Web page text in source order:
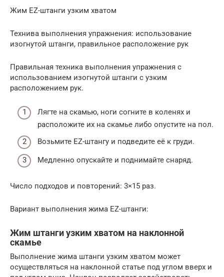
Жим EZ-штанги узким хватом
Технива выполнения упражнения: использование
изогнутой штанги, правильное расположение рук
Правильная техника выполнения упражнения с
использованием изогнутой штанги с узким
расположением рук.
Лягте на скамью, ноги согните в коленях и
расположите их на скамье либо опустите на пол.
Возьмите EZ-штангу и подведите её к груди.
Медленно опускайте и поднимайте снаряд.
Число подходов и повторений: 3×15 раз.
Вариант выполнения жима EZ-штанги:
Жим штанги узким хватом на наклонной
скамье
Выполнение жима штанги узким хватом может
осуществляться на наклонной статье под углом вверх и